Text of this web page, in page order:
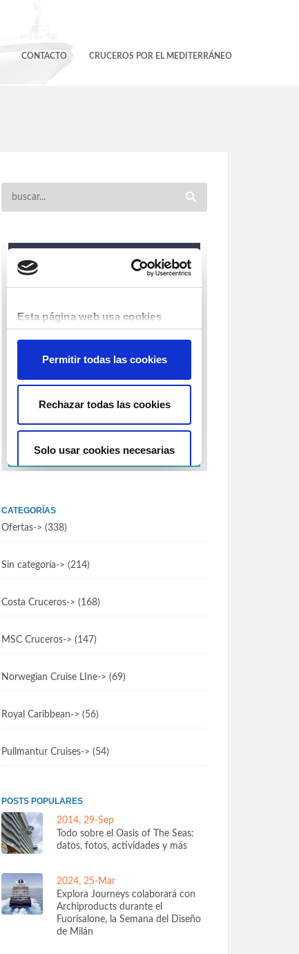
CONTACTO CRUCEROS POR EL MEDITERRÁNEO
CATEGORÍAS
Ofertas-> (338)
Sin categoría-> (214)
Costa Cruceros-> (168)
MSC Cruceros-> (147)
Norwegian Cruise LIne-> (69)
Royal Caribbean-> (56)
Pullmantur Cruises-> (54)
POSTS POPULARES
2014, 29-Sep
Todo sobre el Oasis of The Seas:
datos, fotos, actividades y más
2024, 25-Mar
Explora Journeys colaborará con
Archiproducts durante el
Fuorisalone, la Semana del Diseño
de Milán